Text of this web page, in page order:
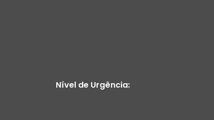
Nível de Urgência: